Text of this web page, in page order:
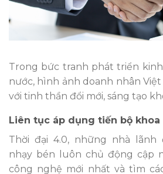
Trong bức tranh phát triển
nước, hình ảnh doanh nhân
với tinh thần đổi mới, sáng tạo
Liên tục áp dụng tiến bộ
Thời đại 4.0, những nhà lãnh
nhạy bén luôn chủ động cập
công nghệ mới nhất và tìm